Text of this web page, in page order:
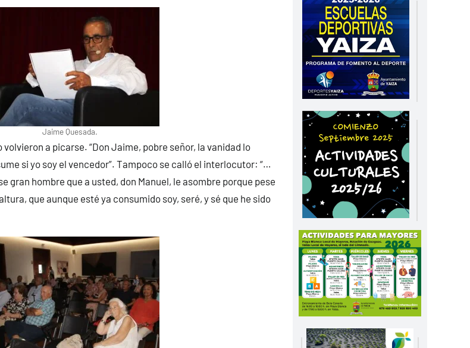
Jaime Quesada.
a picarse. “Don Jaime, pobre señor, la vanidad lo
si yo soy el vencedor”. Tampoco se calló el interlocutor: “…
gran hombre que a usted, don Manuel, le asombre porque pese
que aunque esté ya consumido soy, seré, y sé que he sido